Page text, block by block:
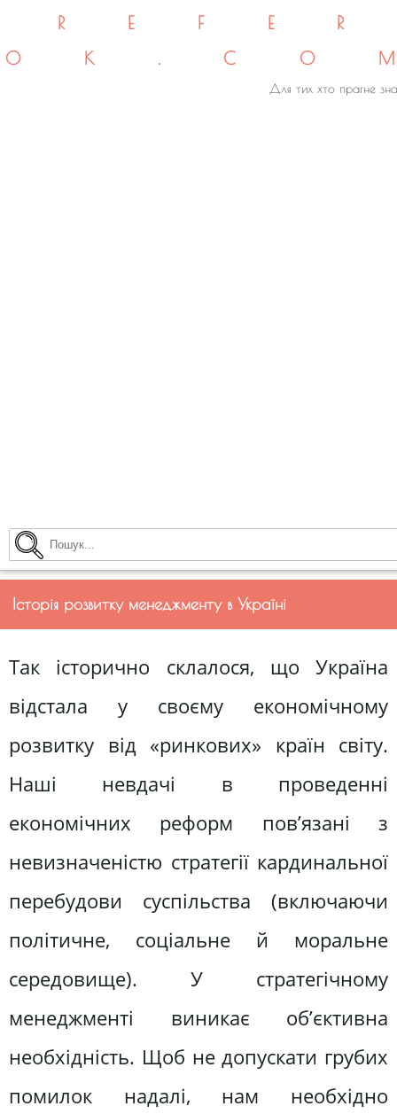
Для тих хто прагне
Історія розвитку менеджменту в Україні
Так історично склалося, що Україна
відстала у своєму економічному
розвитку від «ринкових» країн світу.
Наші невдачі в проведенні
економічних реформ пов’язані з
невизначеністю стратегії кардинальної
перебудови суспільства (включаючи
політичне, соціальне й моральне
середовище). У стратегічному
менеджменті виникає об’єктивна
необхідність. Щоб не допускати грубих
помилок надалі, нам необхідно